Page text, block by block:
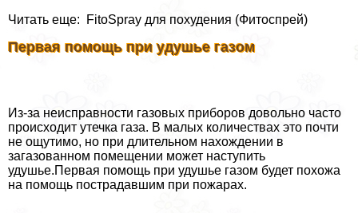
Читать еще: FitoSpray для похудения (Фитоспрей)
Первая помощь при удушье газом
Из-за неисправности газовых приборов довольно часто
происходит утечка газа. В малых количествах это почти
не ощутимо, но при длительном нахождении в
загазованном помещении может наступить
удушье.Первая помощь при удушье газом будет похожа
на помощь пострадавшим при пожарах.